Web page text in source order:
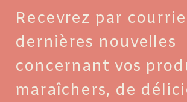
Recevrez par
dernières nouvelles
concernant vos
maraîchers, de